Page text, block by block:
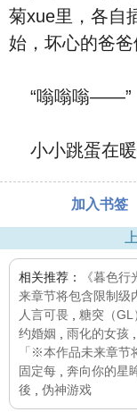
菊xue里，各自
始，坏心的爸爸
“嗡嗡嗡——”
小小跳蛋在暖
加入书签
相关推荐：
《暮色
来章节将包含限制级
人言可畏
糖突（GL
约婚姻
雨化的女孩
「※本作品未来章节
固定每
奔向你的星
後
伪神游戏